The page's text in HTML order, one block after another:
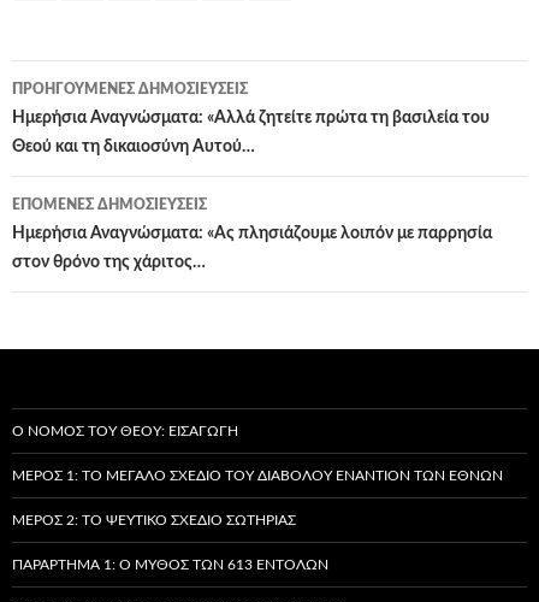
Πλοήγηση
άρθρων
ΠΡΟΗΓΟΎΜΕΝΕΣ ΔΗΜΟΣΙΕΎΣΕΙΣ
Ημερήσια Αναγνώσματα: «Αλλά ζητείτε πρώτα τη βασιλεία του
Θεού και τη δικαιοσύνη Αυτού…
ΕΠΌΜΕΝΕΣ ΔΗΜΟΣΙΕΎΣΕΙΣ
Ημερήσια Αναγνώσματα: «Ας πλησιάζουμε λοιπόν με παρρησία
στον θρόνο της χάριτος…
Ο ΝΌΜΟΣ ΤΟΥ ΘΕΟΎ: ΕΙΣΑΓΩΓΉ
ΜΈΡΟΣ 1: ΤΟ ΜΕΓΆΛΟ ΣΧΈΔΙΟ ΤΟΥ ΔΙΑΒΌΛΟΥ ΕΝΑΝΤΊΟΝ ΤΩΝ ΕΘΝΏΝ
ΜΈΡΟΣ 2: ΤΟ ΨΕΎΤΙΚΟ ΣΧΈΔΙΟ ΣΩΤΗΡΊΑΣ
ΠΑΡΆΡΤΗΜΑ 1: Ο ΜΎΘΟΣ ΤΩΝ 613 ΕΝΤΟΛΏΝ